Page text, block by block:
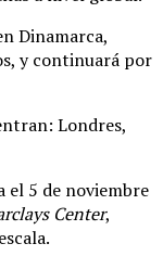
Dinamarca,
y continuará por
Londres,
el 5 de noviembre
Center,